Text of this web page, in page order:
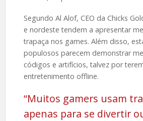
Segundo Al Alof, CEO da Chicks
e nordeste tendem a apresentar
trapaça nos games. Além disso,
populosos parecem demonstrar
códigos e artifícios, talvez por
entretenimento offline.
“Muitos gamers usam
apenas para se divertir